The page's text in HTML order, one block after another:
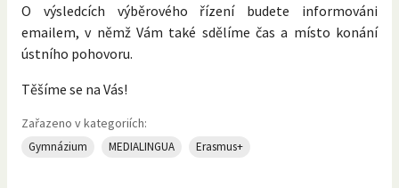
O výsledcích výběrového řízení budete informováni
emailem, v němž Vám také sdělíme čas a místo konání
ústního pohovoru.
Těšíme se na Vás!
Zařazeno v kategoriích:
Gymnázium MEDIALINGUA Erasmus+